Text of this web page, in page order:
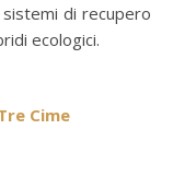
di recupero
ecologici.
Cime